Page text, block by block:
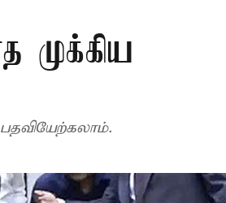
முக்கிய